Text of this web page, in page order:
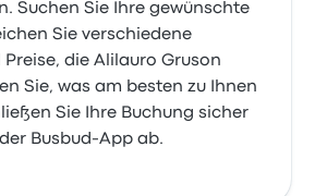
Suchen Sie Ihre gewünschte
Sie verschiedene
Preise, die Alilauro Gruson
Sie, was am besten zu Ihnen
Sie Ihre Buchung sicher
Busbud-App ab.